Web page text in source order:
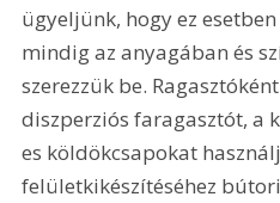
ügyeljünk, hogy ez
mindig az anyagában és
szerezzük be.
diszperziós faragasztót, a
es köldökcsapokat
felületkikészítéséhez